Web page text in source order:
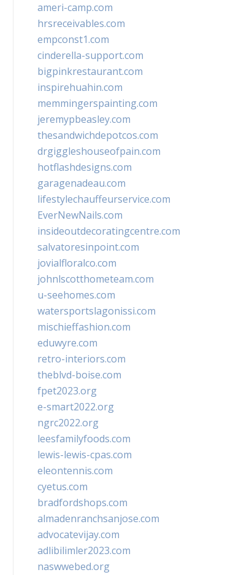
ameri-camp.com
hrsreceivables.com
empconst1.com
cinderella-support.com
bigpinkrestaurant.com
inspirehuahin.com
memmingerspainting.com
jeremypbeasley.com
thesandwichdepotcos.com
drgiggleshouseofpain.com
hotflashdesigns.com
garagenadeau.com
lifestylechauffeurservice.com
EverNewNails.com
insideoutdecoratingcentre.com
salvatoresinpoint.com
jovialfloralco.com
johnlscotthometeam.com
u-seehomes.com
watersportslagonissi.com
mischieffashion.com
eduwyre.com
retro-interiors.com
theblvd-boise.com
fpet2023.org
e-smart2022.org
ngrc2022.org
leesfamilyfoods.com
lewis-lewis-cpas.com
eleontennis.com
cyetus.com
bradfordshops.com
almadenranchsanjose.com
advocatevijay.com
adlibilimler2023.com
naswwebed.org